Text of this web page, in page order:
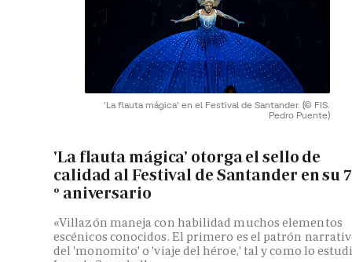
'La flauta mágica' en el Festival de Santander. (© FIS.
Pedro Puente)
'La flauta mágica' otorga el sello de
calidad al Festival de Santander en su
º aniversario
«Villazón maneja con habilidad muchos elementos
escénicos conocidos. El primero es el patrón
del 'monomito' o 'viaje del héroe,' tal y como lo